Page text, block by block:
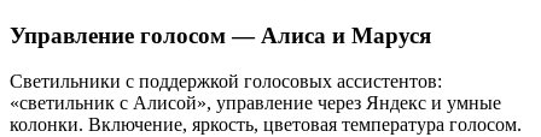
Управление голосом — Алиса и Маруся
Светильники с поддержкой голосовых ассистентов:
«светильник с Алисой», управление через Яндекс и умные
колонки. Включение, яркость, цветовая температура голосом.